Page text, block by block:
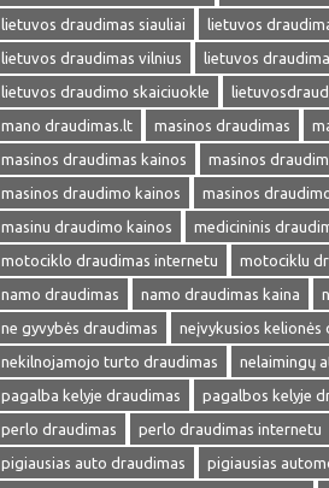
lietuvos draudimas siauliai
lietuvos
lietuvos draudimas vilnius
lietuvos
lietuvos draudimo skaiciuokle
mano draudimas.lt
masinos draudimas
masinos draudimas kainos
masinos
masinos draudimo kainos
masinos
masinu draudimo kainos
medicininis
motociklo draudimas internetu
motociklu
namo draudimas
namo draudimas kaina
ne gyvybės draudimas
neįvykusios kelionės
nekilnojamojo turto draudimas
nelaimingų
pagalba kelyje draudimas
pagalbos kelyje
perlo draudimas
perlo draudimas internetu
pigiausias auto draudimas
pigiausias